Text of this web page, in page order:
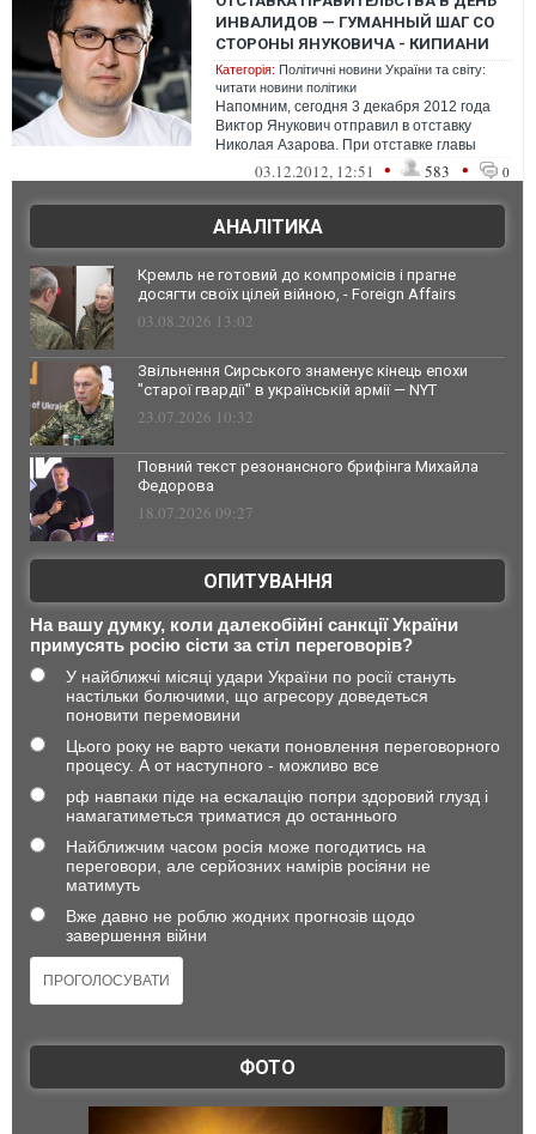
ИНВАЛИДОВ — ГУМАННЫЙ ШАГ СО
СТОРОНЫ ЯНУКОВИЧА - КИПИАНИ
Категорія: Політичні новини України та світу:
читати новини політики
Напомним, сегодня 3 декабря 2012 года
Виктор Янукович отправил в отставку
Николая Азарова. При отставке главы
Правительства покинуть свои посты
должны...
03.12.2012, 12:51 • 583 • 0
АНАЛІТИКА
Кремль не готовий до компромісів і прагне
досягти своїх цілей війною, - Foreign Affairs
03.08.2026 13:02
Звільнення Сирського знаменує кінець епохи
"старої гвардії" в українській армії — NYT
23.07.2026 10:32
Повний текст резонансного брифінга Михайла
Федорова
18.07.2026 09:27
ОПИТУВАННЯ
На вашу думку, коли далекобійні санкції України
примусять росію сісти за стіл переговорів?
У найближчі місяці удари України по росії стануть
настільки болючими, що агресору доведеться
поновити перемовини
Цього року не варто чекати поновлення переговорного
процесу. А от наступного - можливо все
рф навпаки піде на ескалацію попри здоровий глузд і
намагатиметься триматися до останнього
Найближчим часом росія може погодитись на
переговори, але серйозних намірів росіяни не
матимуть
Вже давно не роблю жодних прогнозів щодо
завершення війни
ФОТО